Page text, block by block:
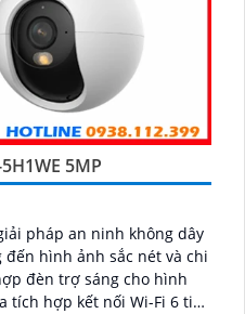
5MP
pháp an ninh không dây
hình ảnh sắc nét và chi
đèn trợ sáng cho hình